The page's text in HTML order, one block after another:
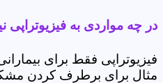
در چه مواردی به فیزیوتراپی
فیزیوتراپی فقط برای
مثال برای برطرف کردن